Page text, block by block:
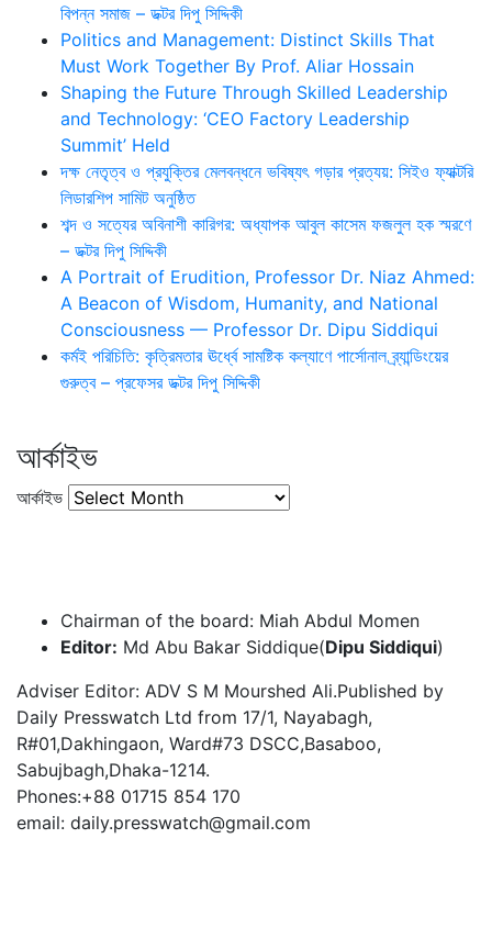
বিপন্ন সমাজ – ডক্টর দিপু সিদ্দিকী
Politics and Management: Distinct Skills That
Must Work Together By Prof. Aliar Hossain
Shaping the Future Through Skilled Leadership
and Technology: ‘CEO Factory Leadership
Summit’ Held
দক্ষ নেতৃত্ব ও প্রযুক্তির মেলবন্ধনে ভবিষ্যৎ গড়ার প্রত্যয়: সিইও ফ্যাক্টরি
লিডারশিপ সামিট অনুষ্ঠিত
শব্দ ও সত্যের অবিনাশী কারিগর: অধ্যাপক আবুল কাসেম ফজলুল হক স্মরণে
– ডক্টর দিপু সিদ্দিকী
A Portrait of Erudition, Professor Dr. Niaz Ahmed:
A Beacon of Wisdom, Humanity, and National
Consciousness — Professor Dr. Dipu Siddiqui
কর্মই পরিচিতি: কৃত্রিমতার ঊর্ধ্বে সামষ্টিক কল্যাণে পার্সোনাল ব্র্যান্ডিংয়ের
গুরুত্ব – প্রফেসর ডক্টর দিপু সিদ্দিকী
আর্কাইভ
আর্কাইভ
Chairman of the board: Miah Abdul Momen
Editor: Md Abu Bakar Siddique(Dipu Siddiqui)
Adviser Editor: ADV S M Mourshed Ali.Published by
Daily Presswatch Ltd from 17/1, Nayabagh,
R#01,Dakhingaon, Ward#73 DSCC,Basaboo,
Sabujbagh,Dhaka-1214.
Phones:+88 01715 854 170
email: daily.presswatch@gmail.com